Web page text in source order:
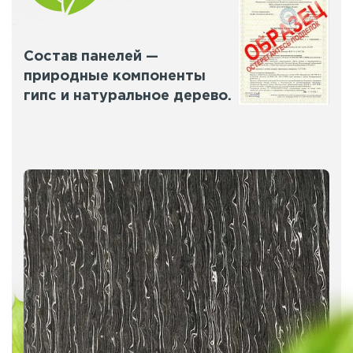
Состав панелей —
природные компоненты
гипс и натуральное дерево.